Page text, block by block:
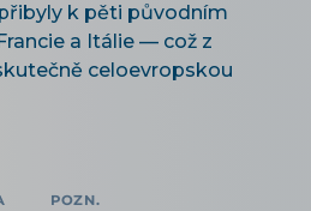
k pěti původním
a Itálie — což z
celoevropskou
POZN.